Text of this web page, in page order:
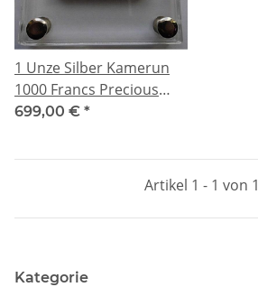
1 Unze Silber Kamerun
1000 Francs Precious
Jewel Bars Rubin 2020
699,00 € *
Artikel 1 - 1 von 1
Kategorie